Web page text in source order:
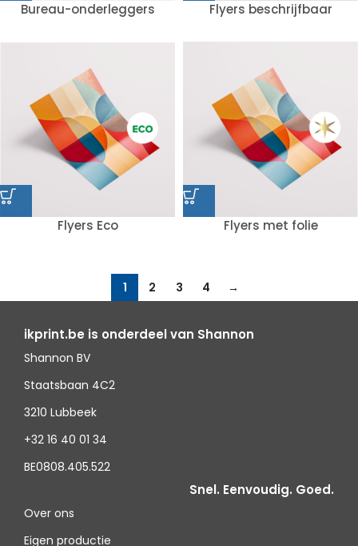
Bureau-onderleggers Flyers beschrijfbaar
Flyers Eco Flyers met folie
1 2 3 4 →
ikprint.be is onderdeel van Shannon
Shannon BV
Staatsbaan 4C2
3210 Lubbeek
+32 16 40 01 34
BE0808.405.522
Snel. Eenvoudig. Goed.
Over ons
Eigen productie